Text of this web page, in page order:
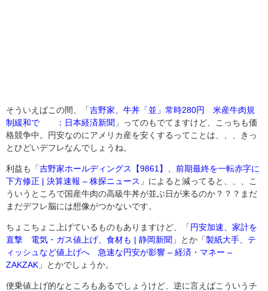
そういえばこの間 、「吉野家、牛丼「並」常時280円 米産牛肉規
制緩和で ：日本経済新聞 」ってのもでてますけど、こっちも価
格競争中。円安なのにアメリカ産を安くするってことは、、、きっ
とひどいデフレなんでしょうね。
利益も「吉野家ホールディングス【9861】、前期最終を一転赤字に
下方修正 | 決算速報 – 株探ニュース 」によると減ってると、、、こ
ういうところで国産牛肉の高級牛丼が並ぶ日が来るのか？？？まだ
まだデフレ脳には想像がつかないです。
ちょこちょこ 上げているものもありますけど、「円安加速、家計を
直撃 電気・ガス値上げ、食材も | 静岡新聞 」とか「製紙大手、テ
ィッシュなど値上げへ 急速な円安が影響 – 経済・マネー –
ZAKZAK 」とかでしょうか。
便乗値上げ的なところもあるでしょうけど、逆に言えばこういうチ